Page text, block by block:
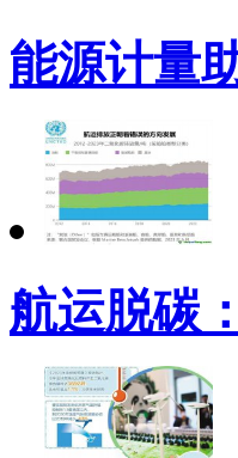
能源计量
航运脱碳